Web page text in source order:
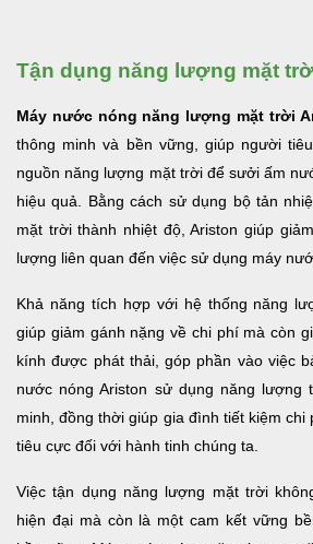
Tận dụng năng lượng mặt
Máy nước nóng năng lượng mặt trời
thông minh và bền vững, giúp người
nguồn năng lượng mặt trời để sưởi ấm
hiệu quả. Bằng cách sử dụng bộ tản
mặt trời thành nhiệt độ, Ariston giúp
lượng liên quan đến việc sử dụng máy
Khả năng tích hợp với hệ thống năng
giúp giảm gánh nặng về chi phí mà còn
kính được phát thải, góp phần vào việc
nước nóng Ariston sử dụng năng lượng
minh, đồng thời giúp gia đình tiết kiệm
tiêu cực đối với hành tinh chúng ta.
Việc tận dụng năng lượng mặt trời
hiện đại mà còn là một cam kết vững